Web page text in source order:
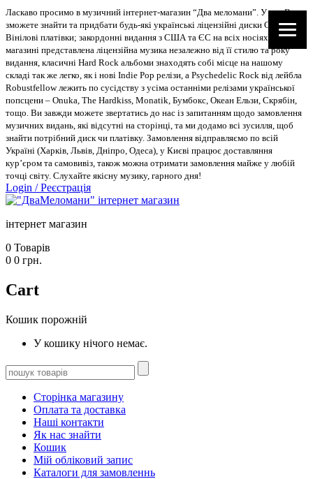
Ласкаво просимо в музичний інтернет-магазин “Два меломани”. У нас Ви
зможете знайти та придбати будь-які українські ліцензійні диски CD, DVD,
Вінілові платівки; закордонні видання з США та ЄС на всіх носіях. В
магазині представлена ліцензійна музика незалежно від її стилю та року
видання, класичні Hard Rock альбоми знаходять собі місце на нашому
складі так же легко, як і нові Indie Pop релізи, а Psychedelic Rock від лейбла
Robustfellow лежить по сусідству з усіма останніми релізами української
попсцени – Onuka, The Hardkiss, Monatik, Бумбокс, Океан Ельзи, Скрябін,
тощо. Ви завжди можете звертатись до нас із запитанням щодо замовлення
музичних видань, які відсутні на сторінці, та ми додамо всі зусилля, щоб
знайти потрібний диск чи платівку. Замовлення відправляємо по всій
Україні (Харків, Львів, Дніпро, Одеса), у Києві працює доставляння
кур’єром та самовивіз, також можна отримати замовлення майже у любій
точці світу. Слухайте якісну музику, гарного дня!
Login /Реєстрація
інтернет магазин
0 Товарів
0 0 грн.
Cart
Кошик порожній
У кошику нічого немає.
Сторінка магазину
Оплата та доставка
Наші контакти
Як нас знайти
Кошик
Мій обліковий запис
Каталоги для замовленнь